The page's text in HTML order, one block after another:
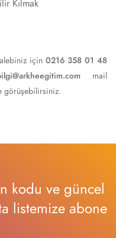
Kılmak
için 0216 358 01 48
mail
görüşebilirsiniz.
kodu ve güncel
listemize abone